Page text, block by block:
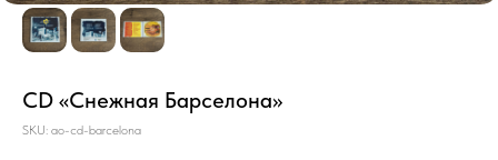
CD «Снежная Барселона»
SKU: ao-cd-barcelona